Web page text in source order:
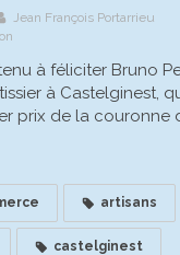
Jean François Portarrieu
à féliciter Bruno
à Castelginest,
prix de la couronne
artisans
castelginest